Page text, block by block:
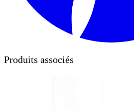
Produits associés